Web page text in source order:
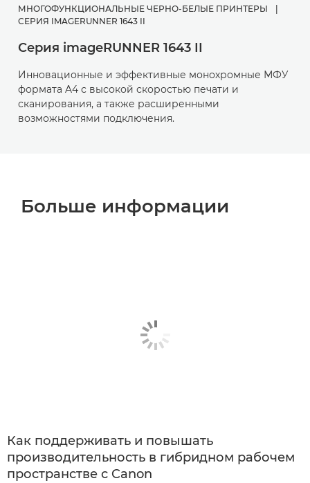
МНОГОФУНКЦИОНАЛЬНЫЕ ЧЕРНО-БЕЛЫЕ ПРИНТЕРЫ
|
СЕРИЯ IMAGERUNNER 1643 II
Серия imageRUNNER 1643 II
Инновационные и эффективные монохромные МФУ
формата A4 с высокой скоростью печати и
сканирования, а также расширенными
возможностями подключения.
Больше информации
Как поддерживать и повышать
производительность в гибридном рабочем
пространстве с Canon